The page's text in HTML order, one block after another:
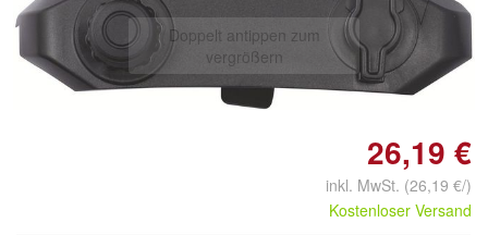
Doppelt antippen zum
vergrößern
26,19 €
inkl. MwSt. (26,19 €/)
Kostenloser Versand